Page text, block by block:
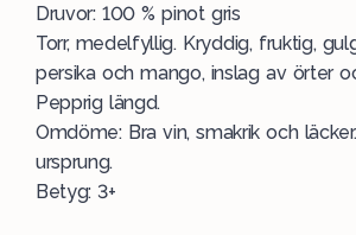
Druvor: 100 % pinot gris
Torr, medelfyllig. Kryddig, fruktig,
persika och mango, inslag av örter
Pepprig längd.
Omdöme: Bra vin, smakrik och
ursprung.
Betyg: 3+